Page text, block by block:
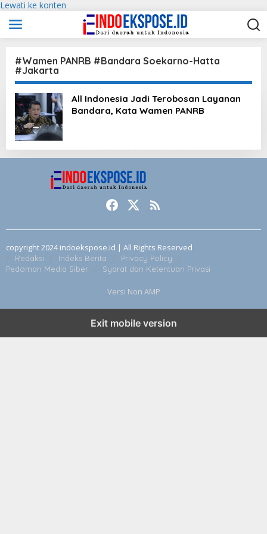
Lewati ke konten
#Wamen PANRB #Bandara Soekarno-Hatta
#Jakarta
All Indonesia Jadi Terobosan Layanan
Bandara, Kata Wamen PANRB
copyright 2024 indoekspose.id | All Rights Reserved
Redaksi Indeks Berita
Privacy Policy
Pedoman Media Siber
Syarat dan Ketentuan Privasi
Versi Non AMP
Exit mobile version